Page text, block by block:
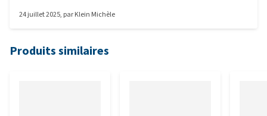
24 juillet 2025, parKlein Michèle
Produits similaires